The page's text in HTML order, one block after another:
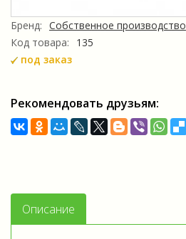
Бренд: Собственное производство
Код товара:
135
под заказ
Рекомендовать друзьям:
Описание